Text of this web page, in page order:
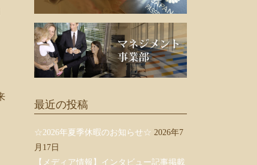
最近の投稿
☆2026年夏季休暇のお知らせ☆ 2026年7
月17日
【メディア情報】インタビュー記事掲載